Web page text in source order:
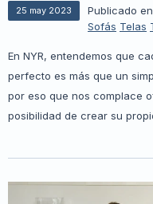
25 may 2023 Publicado
Sofás Telas
En NYR, entendemos que
perfecto es más que un
por eso que nos complace
posibilidad de crear su